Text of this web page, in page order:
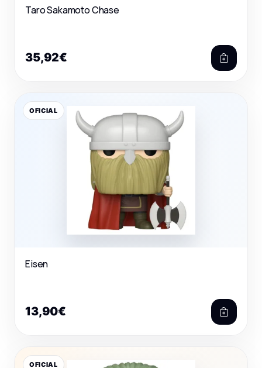
Taro Sakamoto Chase
35,92€
OFICIAL
Eisen
13,90€
OFICIAL